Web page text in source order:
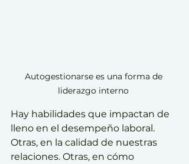
Autogestionarse es una forma de
liderazgo interno
Hay habilidades que impactan de
lleno en el desempeño laboral.
Otras, en la calidad de nuestras
relaciones. Otras, en cómo